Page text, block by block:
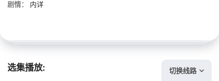
剧情：
内详
选集播放: 切换线路